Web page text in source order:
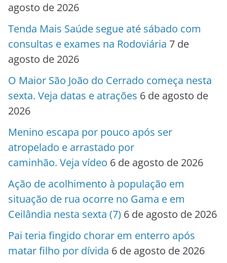
agosto de 2026
Tenda Mais Saúde segue até sábado com
consultas e exames na Rodoviária 7 de
agosto de 2026
O Maior São João do Cerrado começa nesta
sexta. Veja datas e atrações 6 de agosto de
2026
Menino escapa por pouco após ser
atropelado e arrastado por
caminhão. Veja vídeo 6 de agosto de 2026
Ação de acolhimento à população em
situação de rua ocorre no Gama e em
Ceilândia nesta sexta (7) 6 de agosto de 2026
Pai teria fingido chorar em enterro após
matar filho por dívida 6 de agosto de 2026